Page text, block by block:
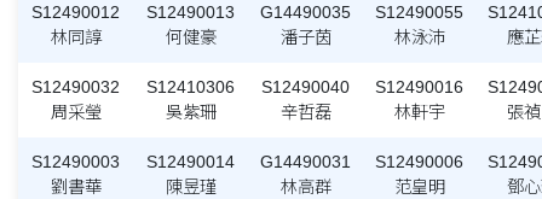
S12490012
林同諄
S12490013
何健豪
G14490035
潘子茵
S12490055
林泳沛
應
S12490032
周采瑩
S12410306
吳紫珊
S12490040
辛哲磊
S12490016
林軒宇
張
S12490003
劉書華
S12490014
陳昱瑾
G14490031
林高群
S12490006
范皇明
鄧